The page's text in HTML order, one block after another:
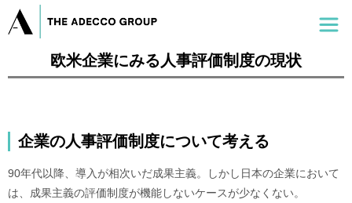
欧米企業にみる人事評価制度の現状
企業の人事評価制度について考える
90年代以降、導入が相次いだ成果主義。しかし日本の企業において
は、成果主義の評価制度が機能しないケースが少なくない。